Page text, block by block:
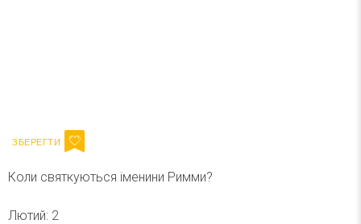
Коли святкуються іменини Римми?
Лютий: 2